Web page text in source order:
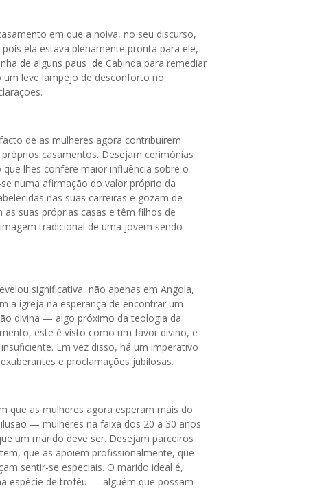
em que a noiva, no seu discurso,
ela estava plenamente pronta para ele,
de alguns paus de Cabinda para remediar
leve lampejo de desconforto no
de as mulheres agora contribuírem
casamentos. Desejam cerimónias
lhes confere maior influência sobre o
numa afirmação do valor próprio da
nas suas carreiras e gozam de
suas próprias casas e têm filhos de
tradicional de uma jovem sendo
significativa, não apenas em Angola,
a igreja na esperança de encontrar um
divina — algo próximo da teologia da
este é visto como um favor divino, e
Em vez disso, há um imperativo
e proclamações jubilosas.
que as mulheres agora esperam mais do
— mulheres na faixa dos 20 a 30 anos
um marido deve ser. Desejam parceiros
que as apoiem profissionalmente, que
sentir-se especiais. O marido ideal é,
espécie de troféu — alguém que possam